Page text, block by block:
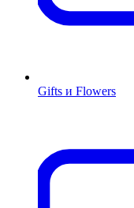
Gifts и Flowers